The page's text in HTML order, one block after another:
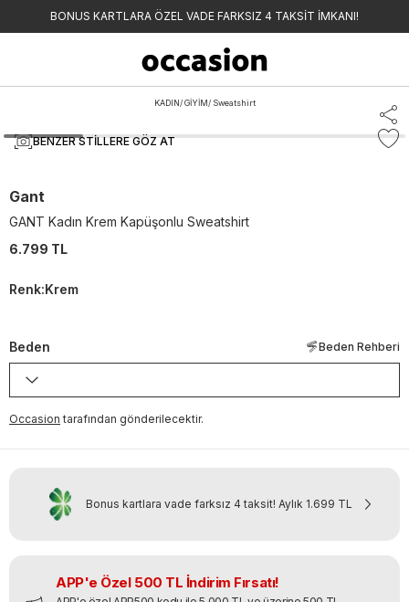
BONUS KARTLARA ÖZEL VADE FARKSIZ 4 TAKSİT İMKANI!
KADIN/ GİYİM/ Sweatshirt
BENZER STILLERE GÖZ AT
Gant
GANT Kadın Krem Kapüşonlu Sweatshirt
6.799 TL
Renk:Krem
Beden Beden Rehberi
Occasion tarafından gönderilecektir.
Bonus kartlara vade farksız 4 taksit! Aylık 1.699 TL
APP'e Özel 500 TL İndirim Fırsatı!